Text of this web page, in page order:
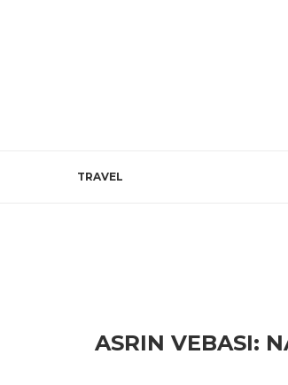
TRAVEL
ASRIN VEBASI: